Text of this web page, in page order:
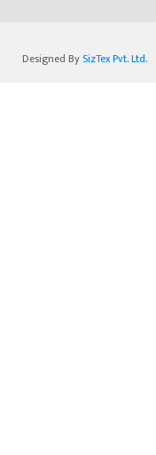
Designed By SizTex Pvt. Ltd.